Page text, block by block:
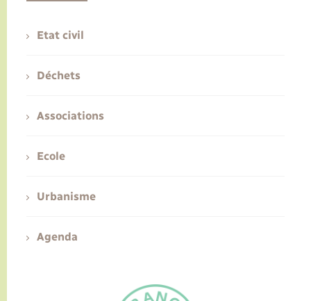
Etat civil
Déchets
Associations
Ecole
Urbanisme
Agenda